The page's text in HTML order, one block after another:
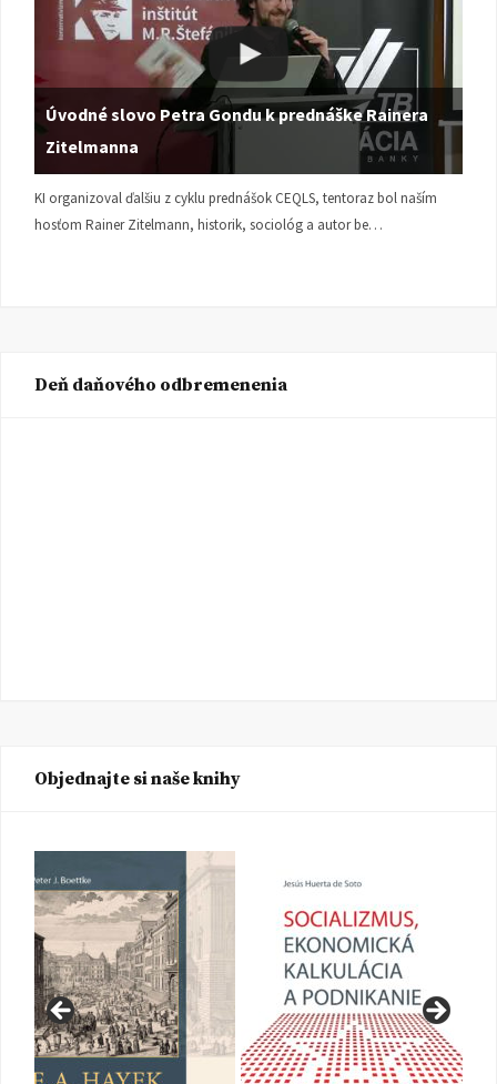
Úvodné slovo Petra Gondu k prednáške Rainera
Zitelmanna
KI organizoval ďalšiu z cyklu prednášok CEQLS, tentoraz bol naším
hosťom Rainer Zitelmann, historik, sociológ a autor be…
Deň daňového odbremenenia
Objednajte si naše knihy